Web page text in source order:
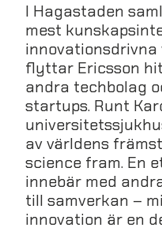
I Hagastaden
mest
innovationsdrivna
flyttar Ericsson
andra techbolag
startups. Runt
av världens
science fram. En
innebär med
till samverkan –
innovation är en